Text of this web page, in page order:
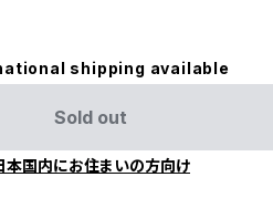
shipping available
Sold out
本国内にお住まいの方向け